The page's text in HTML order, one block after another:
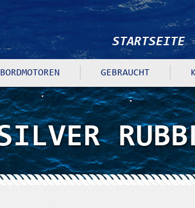
STARTSEITE
GEBRAUCHT